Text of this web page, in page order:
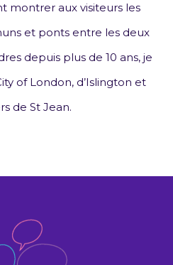
montrer aux visiteurs les
et ponts entre les deux
depuis plus de 10 ans, je
of London, d’Islington et
de St Jean.